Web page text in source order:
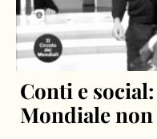
Conti e
Mondiale